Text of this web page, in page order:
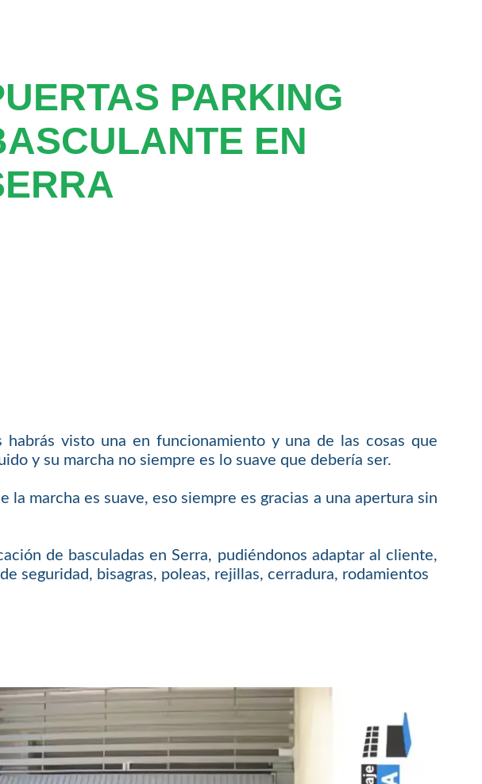
PARKING
EN
visto una en funcionamiento y una de las cosas que
y su marcha no siempre es lo suave que debería ser.
marcha es suave, eso siempre es gracias a una apertura sin
de basculadas en Serra, pudiéndonos adaptar al cliente,
seguridad, bisagras, poleas, rejillas, cerradura, rodamientos